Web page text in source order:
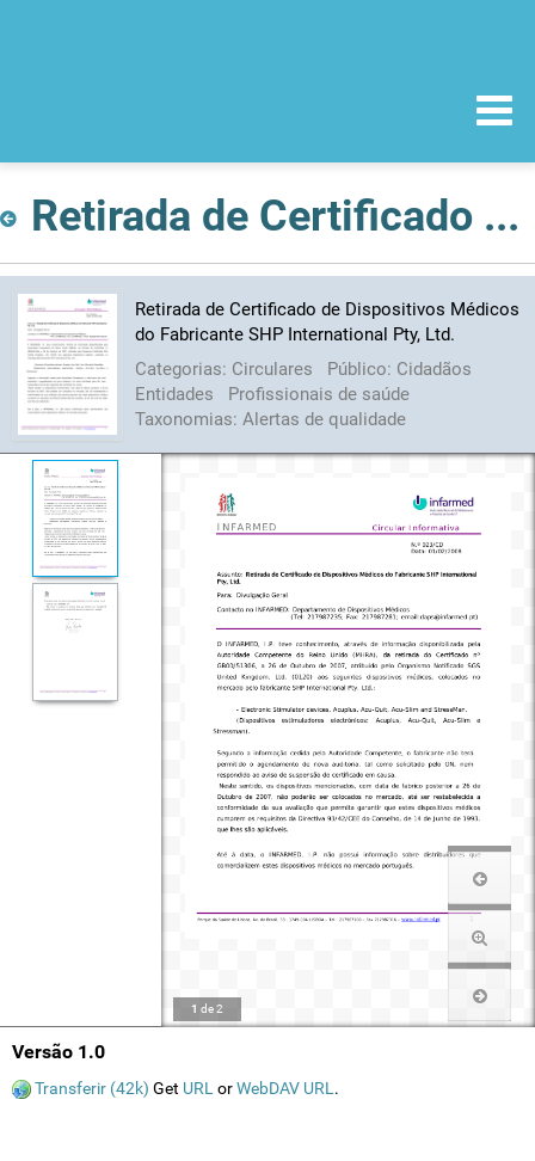
Retirada de Certificado de Dispositivos Médicos do Fabricante SHP International Pty, Ltd.
Retirada de Certificado de Dispositivos Médicos
do Fabricante SHP International Pty, Ltd.
Categorias: Circulares Público: Cidadãos
Entidades
Profissionais de saúde
Taxonomias: Alertas de qualidade
1 de2
Versão 1.0
Transferir (42k) Get URL orWebDAV URL .